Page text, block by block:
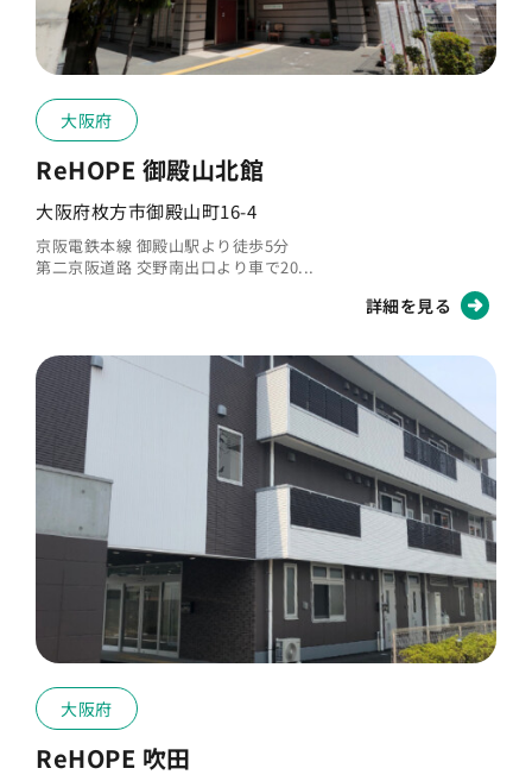
Q
飲酒は可能ですか？
Q 喫煙は可能ですか？
大阪府
ReHOPE 御殿山北館
大阪府枚方市御殿山町16-4
京阪電鉄本線 御殿山駅より徒歩5分
第二京阪道路 交野南出口より車で20...
詳細を見る
大阪府
ReHOPE 吹田